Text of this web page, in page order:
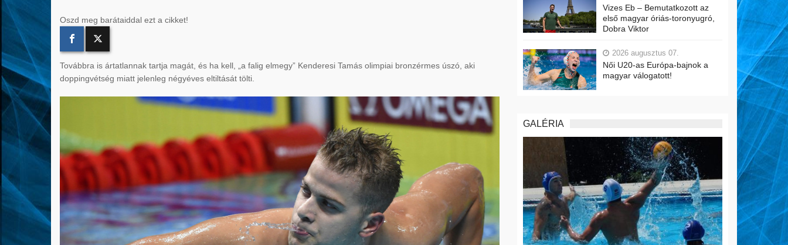
Oszd meg barátaiddal ezt a cikket!
Továbbra is ártatlannak tartja magát, és ha kell, „a falig elmegy” Kenderesi Tamás olimpiai bronzérmes úszó, aki
doppingvétség miatt jelenleg négyéves eltiltását tölti.
Vizes Eb – Bemutatkozott az
első magyar óriás-toronyugró,
Dobra Viktor
2026 augusztus 07.
Női U20-as Európa-bajnok a
magyar válogatott!
GALÉRIA